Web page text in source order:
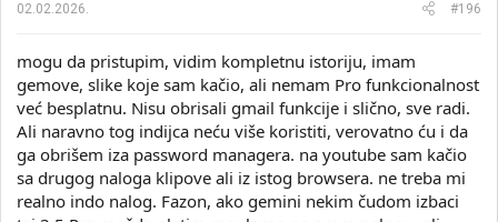
:
02.02.2026. #196
mogu da pristupim, vidim kompletnu istoriju, imam
gemove, slike koje sam kačio, ali nemam Pro funkcionalnost
već besplatnu. Nisu obrisali gmail funkcije i slično, sve radi.
Ali naravno tog indijca neću više koristiti, verovatno ću i da
ga obrišem iza password managera. na youtube sam kačio
sa drugog naloga klipove ali iz istog browsera. ne treba mi
realno indo nalog. Fazon, ako gemini nekim čudom izbaci